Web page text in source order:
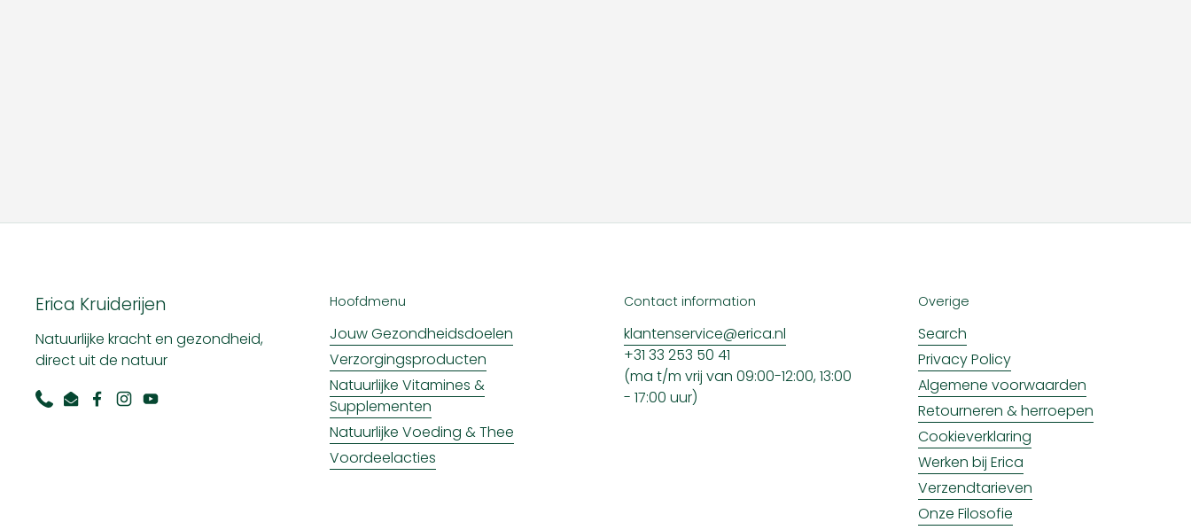
Erica Kruiderijen
Natuurlijke kracht en gezondheid,
direct uit de natuur
PhoneEmailFacebook
Instagram
YouTube
Hoofdmenu
Jouw Gezondheidsdoelen
Verzorgingsproducten
Natuurlijke Vitamines &
Supplementen
Natuurlijke Voeding & Thee
Voordeelacties
Contact information
klantenservice@erica.nl
+31 33 253 50 41
(ma t/m vrij van 09:00-12:00, 13:00
- 17:00 uur)
Overige
Search
Privacy Policy
Algemene voorwaarden
Retourneren & herroepen
Cookieverklaring
Werken bij Erica
Verzendtarieven
Onze Filosofie